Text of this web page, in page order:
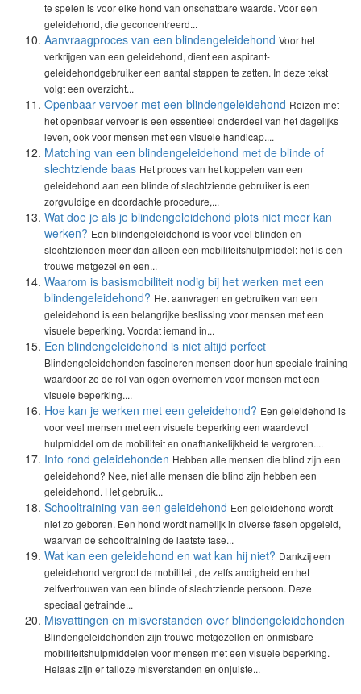
te spelen is voor elke hond van onschatbare waarde. Voor een
geleidehond, die geconcentreerd...
Aanvraagproces van een blindengeleidehond Voor het
verkrijgen van een geleidehond, dient een aspirant-
geleidehondgebruiker een aantal stappen te zetten. In deze tekst
volgt een overzicht...
Openbaar vervoer met een blindengeleidehond Reizen met
het openbaar vervoer is een essentieel onderdeel van het dagelijks
leven, ook voor mensen met een visuele handicap....
Matching van een blindengeleidehond met de blinde of
slechtziende baas Het proces van het koppelen van een
geleidehond aan een blinde of slechtziende gebruiker is een
zorgvuldige en doordachte procedure,...
Wat doe je als je blindengeleidehond plots niet meer kan
werken? Een blindengeleidehond is voor veel blinden en
slechtzienden meer dan alleen een mobiliteitshulpmiddel: het is een
trouwe metgezel en een...
Waarom is basismobiliteit nodig bij het werken met een
blindengeleidehond? Het aanvragen en gebruiken van een
geleidehond is een belangrijke beslissing voor mensen met een
visuele beperking. Voordat iemand in...
Een blindengeleidehond is niet altijd perfect
Blindengeleidehonden fascineren mensen door hun speciale training
waardoor ze de rol van ogen overnemen voor mensen met een
visuele beperking....
Hoe kan je werken met een geleidehond? Een geleidehond is
voor veel mensen met een visuele beperking een waardevol
hulpmiddel om de mobiliteit en onafhankelijkheid te vergroten....
Info rond geleidehonden Hebben alle mensen die blind zijn een
geleidehond? Nee, niet alle mensen die blind zijn hebben een
geleidehond. Het gebruik...
Schooltraining van een geleidehond Een geleidehond wordt
niet zo geboren. Een hond wordt namelijk in diverse fasen opgeleid,
waarvan de schooltraining de laatste fase...
Wat kan een geleidehond en wat kan hij niet? Dankzij een
geleidehond vergroot de mobiliteit, de zelfstandigheid en het
zelfvertrouwen van een blinde of slechtziende persoon. Deze
speciaal getrainde...
Misvattingen en misverstanden over blindengeleidehonden
Blindengeleidehonden zijn trouwe metgezellen en onmisbare
mobiliteitshulpmiddelen voor mensen met een visuele beperking.
Helaas zijn er talloze misverstanden en onjuiste...